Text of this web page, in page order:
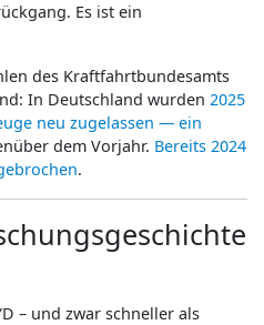
Es ist ein
des Kraftfahrtbundesamts
In Deutschland wurden 2025
neu zugelassen — ein
dem Vorjahr. Bereits 2024
.
– und zwar schneller als